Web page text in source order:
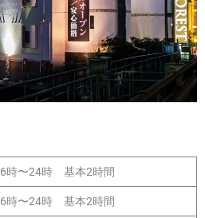
6時〜24時 基本2時間
6時〜24時 基本2時間